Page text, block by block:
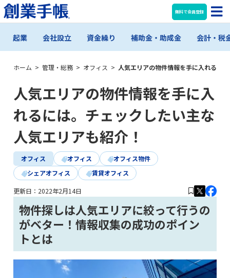
無料で会員登録
起業 会社設立 資金繰り 補助金・助成金 会計・税
ホーム > 管理・総務 > オフィス > 人気エリアの物件情報を手に入れるに
人気エリアの物件情報を手に入
れるには。チェックしたい主な
人気エリアも紹介！
オフィス オフィス
オフィス物件
シェアオフィス
賃貸オフィス
更新日： 2022年2月14日
物件探しは人気エリアに絞って行うの
がベター！情報収集の成功のポイン
トとは